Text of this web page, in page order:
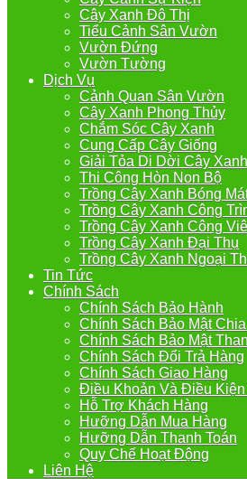
Cây Xanh Đô Thị
Tiểu Cảnh Sân Vườn
Vườn Đứng
Vườn Tường
Dịch Vụ
Cảnh Quan Sân Vườn
Cây Xanh Phong Thủy
Chắm Sóc Cây Xanh
Cung Cấp Cây Giống
Giải Tỏa Di Dời Cây Xanh
Thi Công Hòn Non Bộ
Trồng Cây Xanh Bóng
Trồng Cây Xanh Công
Trồng Cây Xanh Công
Trồng Cây Xanh Đại Thụ
Trồng Cây Xanh Ngoại
Tin Tức
Chính Sách
Chính Sách Bảo Hành
Chính Sách Bảo Mật
Chính Sách Bảo Mật
Chính Sách Đổi Trả Hàng
Chính Sách Giao Hàng
Điều Khoản Và Điều Kiện
Hỗ Trợ Khách Hàng
Hưỡng Dẫn Mua Hàng
Hưỡng Dẫn Thanh Toán
Quy Chế Hoạt Động
Liên Hệ